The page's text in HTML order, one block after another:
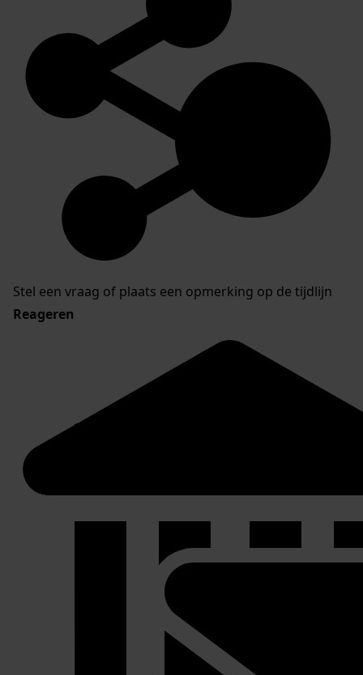
Stel een vraag of plaats een opmerking op de tijdlijn
Reageren